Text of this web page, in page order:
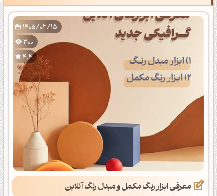
1405/03/15
300
4.4
معرفی ابزار رنگ مکمل و مبدل رنگ آنلاین